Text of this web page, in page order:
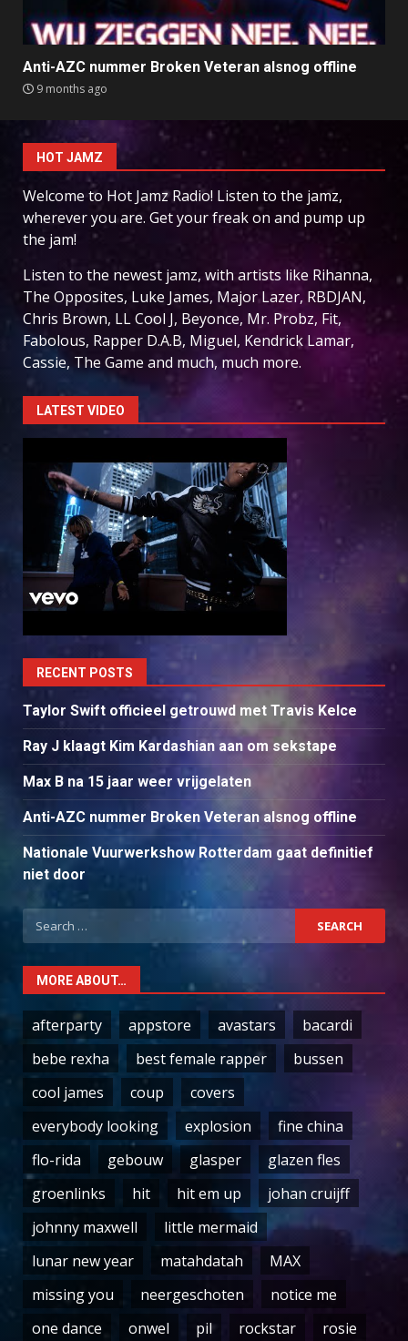
Anti-AZC nummer Broken Veteran alsnog offline
9 months ago
HOT JAMZ
Welcome to Hot Jamz Radio! Listen to the jamz,
wherever you are. Get your freak on and pump up
the jam!
Listen to the newest jamz, with artists like Rihanna,
The Opposites, Luke James, Major Lazer, RBDJAN,
Chris Brown, LL Cool J, Beyonce, Mr. Probz, Fit,
Fabolous, Rapper D.A.B, Miguel, Kendrick Lamar,
Cassie, The Game and much, much more.
LATEST VIDEO
RECENT POSTS
Taylor Swift officieel getrouwd met Travis Kelce
Ray J klaagt Kim Kardashian aan om sekstape
Max B na 15 jaar weer vrijgelaten
Anti-AZC nummer Broken Veteran alsnog offline
Nationale Vuurwerkshow Rotterdam gaat definitief
niet door
Search
for:
MORE ABOUT…
afterparty appstore avastars
bacardi
bebe rexha
best female rapper
bussen
cool james
coup
covers
everybody looking
explosion
fine china
flo-rida
gebouw glasper
glazen fles
groenlinks
hit hit em up
johan cruijff
johnny maxwell
little mermaid
lunar new year
matahdatah
MAX
missing you
neergeschoten
notice me
one dance
onwel pil rockstar rosie